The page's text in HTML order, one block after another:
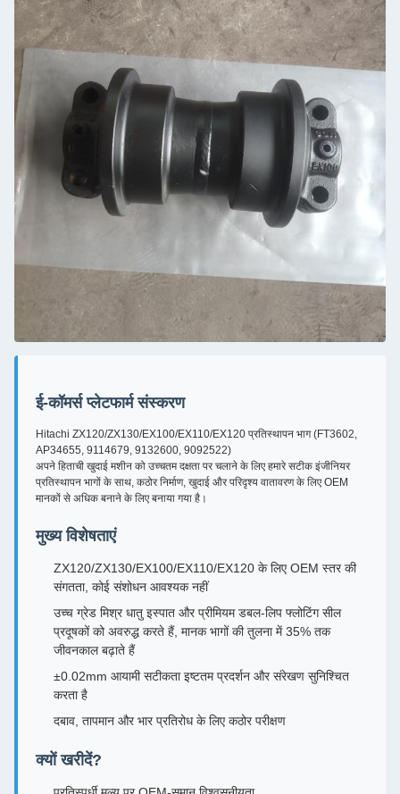
ई-कॉमर्स प्लेटफार्म संस्करण
Hitachi ZX120/ZX130/EX100/EX110/EX120 प्रतिस्थापन भाग (FT3602,
AP34655, 9114679, 9132600, 9092522)
अपने हिताची खुदाई मशीन को उच्चतम दक्षता पर चलाने के लिए हमारे सटीक इंजीनियर
प्रतिस्थापन भागों के साथ, कठोर निर्माण, खुदाई और परिदृश्य वातावरण के लिए OEM
मानकों से अधिक बनाने के लिए बनाया गया है।
मुख्य विशेषताएं
ZX120/ZX130/EX100/EX110/EX120 के लिए OEM स्तर की
संगतता, कोई संशोधन आवश्यक नहीं
उच्च ग्रेड मिश्र धातु इस्पात और प्रीमियम डबल-लिप फ्लोटिंग सील
प्रदूषकों को अवरुद्ध करते हैं, मानक भागों की तुलना में 35% तक
जीवनकाल बढ़ाते हैं
±0.02mm आयामी सटीकता इष्टतम प्रदर्शन और संरेखण सुनिश्चित
करता है
दबाव, तापमान और भार प्रतिरोध के लिए कठोर परीक्षण
क्यों खरीदें?